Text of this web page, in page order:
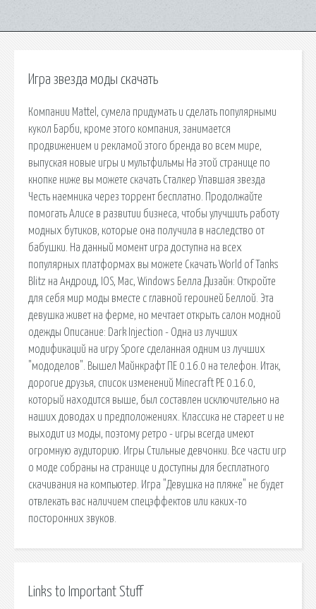
Игра звезда моды скачать
Компании Mattel, сумела придумать и сделать популярными
кукол Барби, кроме этого компания, занимается
продвижением и рекламой этого бренда во всем мире,
выпуская новые игры и мультфильмы На этой странице по
кнопке ниже вы можете скачать Сталкер Упавшая звезда
Честь наемника через торрент бесплатно. Продолжайте
помогать Алисе в развитии бизнеса, чтобы улучшить работу
модных бутиков, которые она получила в наследство от
бабушки. На данный момент игра доступна на всех
популярных платформах вы можете Скачать World of Tanks
Blitz на Андроид, IOS, Mac, Windows Белла Дизайн: Откройте
для себя мир моды вместе с главной героиней Беллой. Эта
девушка живет на ферме, но мечтает открыть салон модной
одежды Описание: Dark Injection - Одна из лучших
модификаций на игру Spore сделанная одним из лучших
"мододелов". Вышел Майнкрафт ПЕ 0.16.0 на телефон. Итак,
дорогие друзья, список изменений Minecraft PE 0.16.0,
который находится выше, был составлен исключительно на
наших доводах и предположениях. Классика не стареет и не
выходит из моды, поэтому ретро - игры всегда имеют
огромную аудиторию. Игры Стильные девчонки. Все части игр
о моде собраны на странице и доступны для бесплатного
скачивания на компьютер. Игра "Девушка на пляже" не будет
отвлекать вас наличием спецэффектов или каких-то
посторонних звуков.
Links to Important Stuff